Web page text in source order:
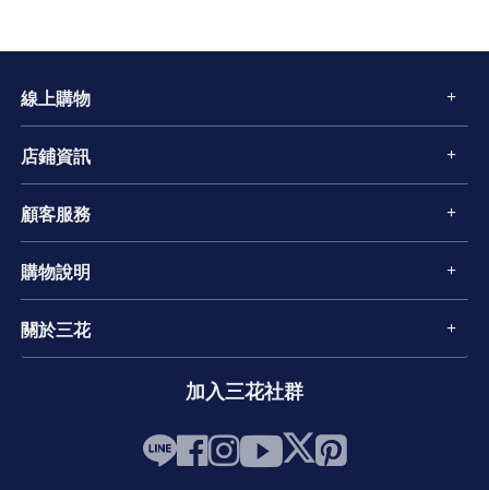
線上購物
店鋪資訊
顧客服務
購物說明
關於三花
加入三花社群